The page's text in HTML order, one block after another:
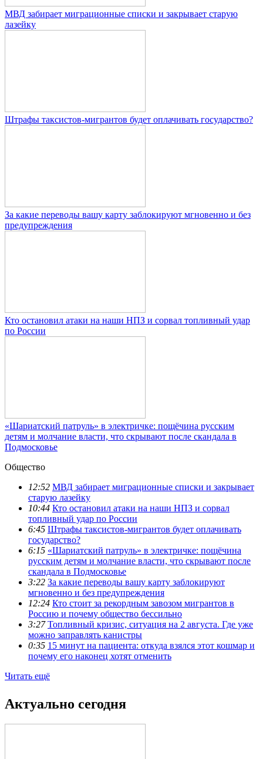
МВД забирает миграционные списки и закрывает старую
лазейку
Штрафы таксистов-мигрантов будет оплачивать государство?
За какие переводы вашу карту заблокируют мгновенно и без
предупреждения
Кто остановил атаки на наши НПЗ и сорвал топливный удар
по России
«Шариатский патруль» в электричке: пощёчина русским
детям и молчание власти, что скрывают после скандала в
Подмосковье
Общество
12:52 МВД забирает миграционные списки и закрывает
старую лазейку
10:44 Кто остановил атаки на наши НПЗ и сорвал
топливный удар по России
6:45 Штрафы таксистов-мигрантов будет оплачивать
государство?
6:15 «Шариатский патруль» в электричке: пощёчина
русским детям и молчание власти, что скрывают после
скандала в Подмосковье
3:22 За какие переводы вашу карту заблокируют
мгновенно и без предупреждения
12:24 Кто стоит за рекордным завозом мигрантов в
Россию и почему общество бессильно
3:27 Топливный кризис, ситуация на 2 августа. Где уже
можно заправлять канистры
0:35 15 минут на пациента: откуда взялся этот кошмар и
почему его наконец хотят отменить
Читать ещё
Актуально сегодня